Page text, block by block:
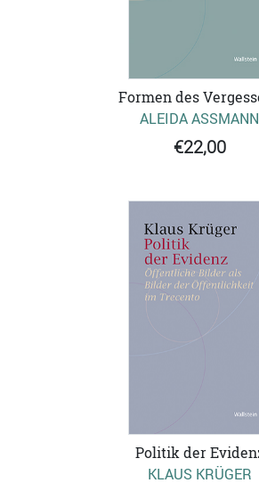
Formen des
ALEIDA ASSMANN
€22,00
Politik der
KLAUS KRÜGER